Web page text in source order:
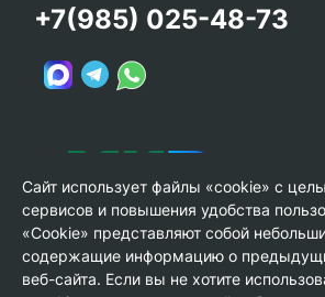
+7(985) 025-48-73
© Copyright 2013-2026 KERAMA
Сайт использует файлы «cookie» с
сервисов и повышения удобства
«Cookie» представляют собой
содержащие информацию о
веб-сайта. Если вы не хотите